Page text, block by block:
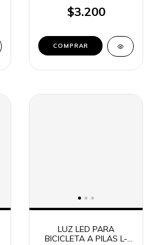
$3.200
LUZ LED PARA
BICICLETA A PILAS L-